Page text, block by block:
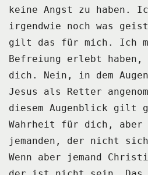
keine Angst zu haben.
irgendwie noch was
gilt das für mich.
Ich
Befreiung erlebt
dich.
Nein, in dem
Jesus als Retter
diesem Augenblick gilt
Wahrheit für dich,
jemanden, der nicht
Wenn aber jemand